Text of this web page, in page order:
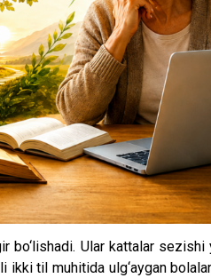
bo‘lishadi. Ular kattalar
ikki til muhitida ulg‘aygan